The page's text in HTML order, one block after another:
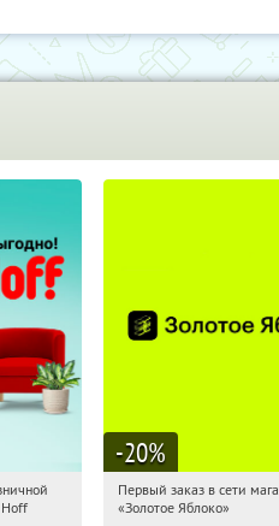
Hoff
-20%
16:38:51
Первый заказ в сети
«Золотое Яблоко»